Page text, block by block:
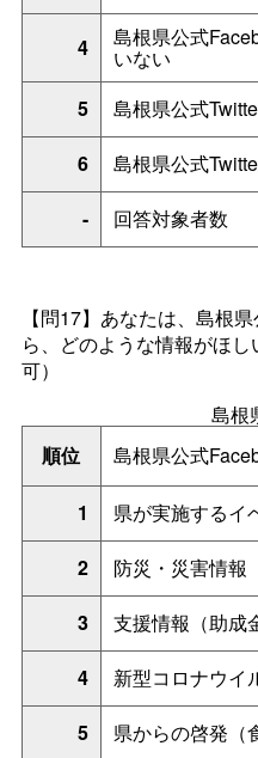
4 島根県公式
いない
5
島根県公式
6
島根県公式
-
回答対象者数
【問17】あなたは、島根
ら、どのような情報がほ
可）
島根
順位
島根県公式
1
県が実施するイ
2
防災・災害情報
3
支援情報（助成
4
新型コロナウイ
5
県からの啓発（